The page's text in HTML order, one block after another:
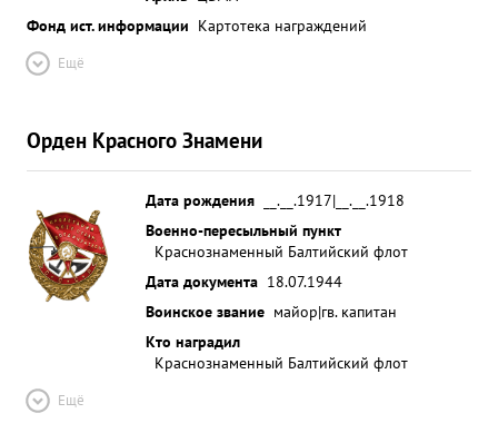
восспитанного им летного состава проказана
и служит примером Л других. Тов. пысин летает
устойчив Хороший руководитель примерный
офицер. ...»
Фонд ист. информации Картотека награждений
Ещё
Орден Красного Знамени
Дата рождения
__.__.1917|__.__.1918
Военно-пересыльный пункт
Краснознаменный Балтийский флот
Дата документа 18.07.1944
Воинское звание майор|гв. капитан
Кто наградил
Краснознаменный Балтийский флот
Ещё